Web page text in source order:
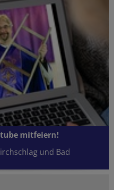
mitfeiern!
und Bad